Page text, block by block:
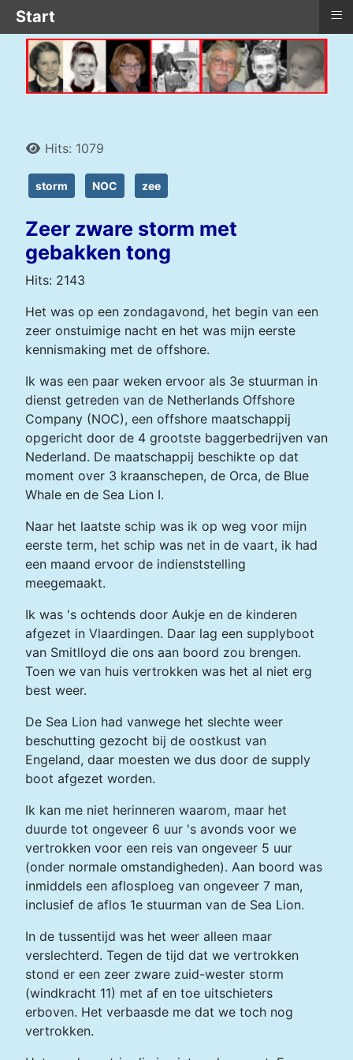
DetailsHits: 1079
storm NOC zee
Zeer zware storm met
gebakken tong
Hits: 2143
Het was op een zondagavond, het begin van een
zeer onstuimige nacht en het was mijn eerste
kennismaking met de offshore.
Ik was een paar weken ervoor als 3e stuurman in
dienst getreden van de Netherlands Offshore
Company (NOC), een offshore maatschappij
opgericht door de 4 grootste baggerbedrijven van
Nederland. De maatschappij beschikte op dat
moment over 3 kraanschepen, de Orca, de Blue
Whale en de Sea Lion I.
Naar het laatste schip was ik op weg voor mijn
eerste term, het schip was net in de vaart, ik had
een maand ervoor de indienststelling
meegemaakt.
Ik was 's ochtends door Aukje en de kinderen
afgezet in Vlaardingen. Daar lag een supplyboot
van Smitlloyd die ons aan boord zou brengen.
Toen we van huis vertrokken was het al niet erg
best weer.
De Sea Lion had vanwege het slechte weer
beschutting gezocht bij de oostkust van
Engeland, daar moesten we dus door de supply
boot afgezet worden.
Ik kan me niet herinneren waarom, maar het
duurde tot ongeveer 6 uur 's avonds voor we
vertrokken voor een reis van ongeveer 5 uur
(onder normale omstandigheden). Aan boord was
inmiddels een aflosploeg van ongeveer 7 man,
inclusief de aflos 1e stuurman van de Sea Lion.
In de tussentijd was het weer alleen maar
verslechterd. Tegen de tijd dat we vertrokken
stond er een zeer zware zuid-wester storm
(windkracht 11) met af en toe uitschieters
erboven. Het verbaasde me dat we toch nog
vertrokken.
Start ≡